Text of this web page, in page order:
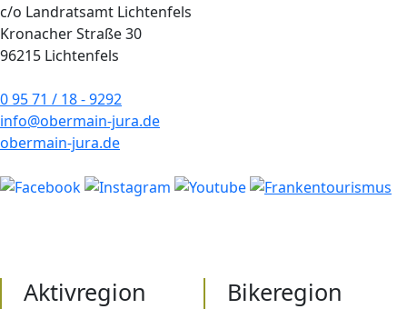
c/o Landratsamt Lichtenfels
Kronacher Straße 30
96215 Lichtenfels
0 95 71 / 18 - 9292
info@obermain-jura.de
obermain-jura.de
Aktivregion Bikeregion